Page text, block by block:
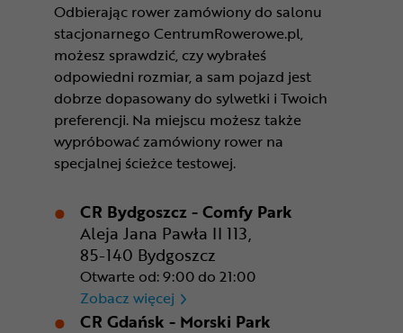
Odbierając rower zamówiony do salonu
stacjonarnego CentrumRowerowe.pl,
możesz sprawdzić, czy wybrałeś
odpowiedni rozmiar, a sam pojazd jest
dobrze dopasowany do sylwetki i Twoich
preferencji. Na miejscu możesz także
wypróbować zamówiony rower na
specjalnej ścieżce testowej.
CR Bydgoszcz - Comfy Park
Aleja Jana Pawła II 113,
85-140 Bydgoszcz
Otwarte od: 9:00 do 21:00
Zobacz więcej CR Bydgoszcz - Comfy Park
CR Gdańsk - Morski Park